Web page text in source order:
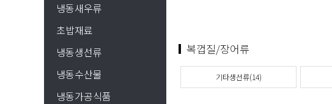
냉동새우류
초밥재료
냉동생선류
냉동수산물
냉동가공식품
복껍질/장어류
기타생선류(14)